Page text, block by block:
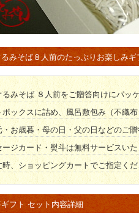
みそば８人前のたっぷりお楽しみギ
るみそば ８人前をご贈答向けにパッ
ボックスに詰め、風呂敷包み（不織
・お歳暮・母の日・父の日などのご
ージカード・熨斗は無料サービスいた
、ショッピングカートでご指定くだ
フト セット内容詳細